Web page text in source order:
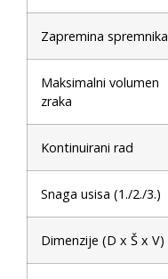
Zapremina spremnika
Maksimalni volumen
zraka
Kontinuirani rad
Snaga usisa (1./2./3.)
Dimenzije (D x Š x V)